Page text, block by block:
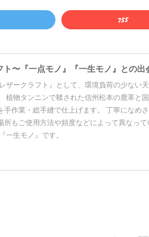
〜『一点モノ』『一生モノ』との出
ザークラフト』として、環境負荷の少ない
植物タンニンで鞣された信州松本の鹿革と
作業・総手縫で仕上げます。 丁寧になめ
もご使用方法や頻度などによって異なって
生モノ』です。